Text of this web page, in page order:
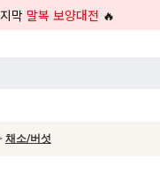
막 말복 보양대전 🔥
채소/버섯